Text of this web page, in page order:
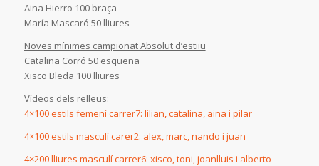
Aina Hierro 100 braça
María Mascaró 50 lliures
Noves mínimes campionat Absolut d’estiiu
Catalina Corró 50 esquena
Xisco Bleda 100 lliures
Vídeos dels relleus:
4×100 estils femení carrer7: lilian, catalina, aina i pilar
4×100 estils masculí carer2: alex, marc, nando i juan
4×200 lliures masculí carrer6: xisco, toni, joanlluis i alberto